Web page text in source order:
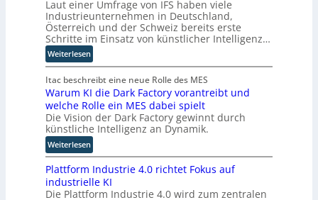
n
g
e
n
o
m
a
t
i
s
i
e
r
u
n
g
g
f
ü
r
T
t
o
r
t
e
t
Q
u
a
n
t
e
c
o
m
p
u
n
Laut einer Umfrage von IFS haben viele
Industrieunternehmen in Deutschland,
Österreich und der Schweiz bereits erste
Schritte im Einsatz von künstlicher Intelligenz…
Weiterlesen:
K
I
-
E
i
n
s
a
z
n
Itac beschreibt eine neue Rolle des MES
Warum KI die Dark Factory vorantreibt und
welche Rolle ein MES dabei spielt
Die Vision der Dark Factory gewinnt durch
künstliche Intelligenz an Dynamik.
Weiterlesen:
W
a
r
u
Plattform Industrie 4.0 richtet Fokus auf
industrielle KI
Die Plattform Industrie 4.0 wird zum zentralen